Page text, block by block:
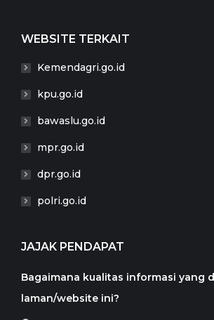
WEBSITE TERKAIT
Kemendagri.go.id
kpu.go.id
bawaslu.go.id
mpr.go.id
dpr.go.id
polri.go.id
JAJAK PENDAPAT
Bagaimana kualitas informasi yang
laman/website ini?